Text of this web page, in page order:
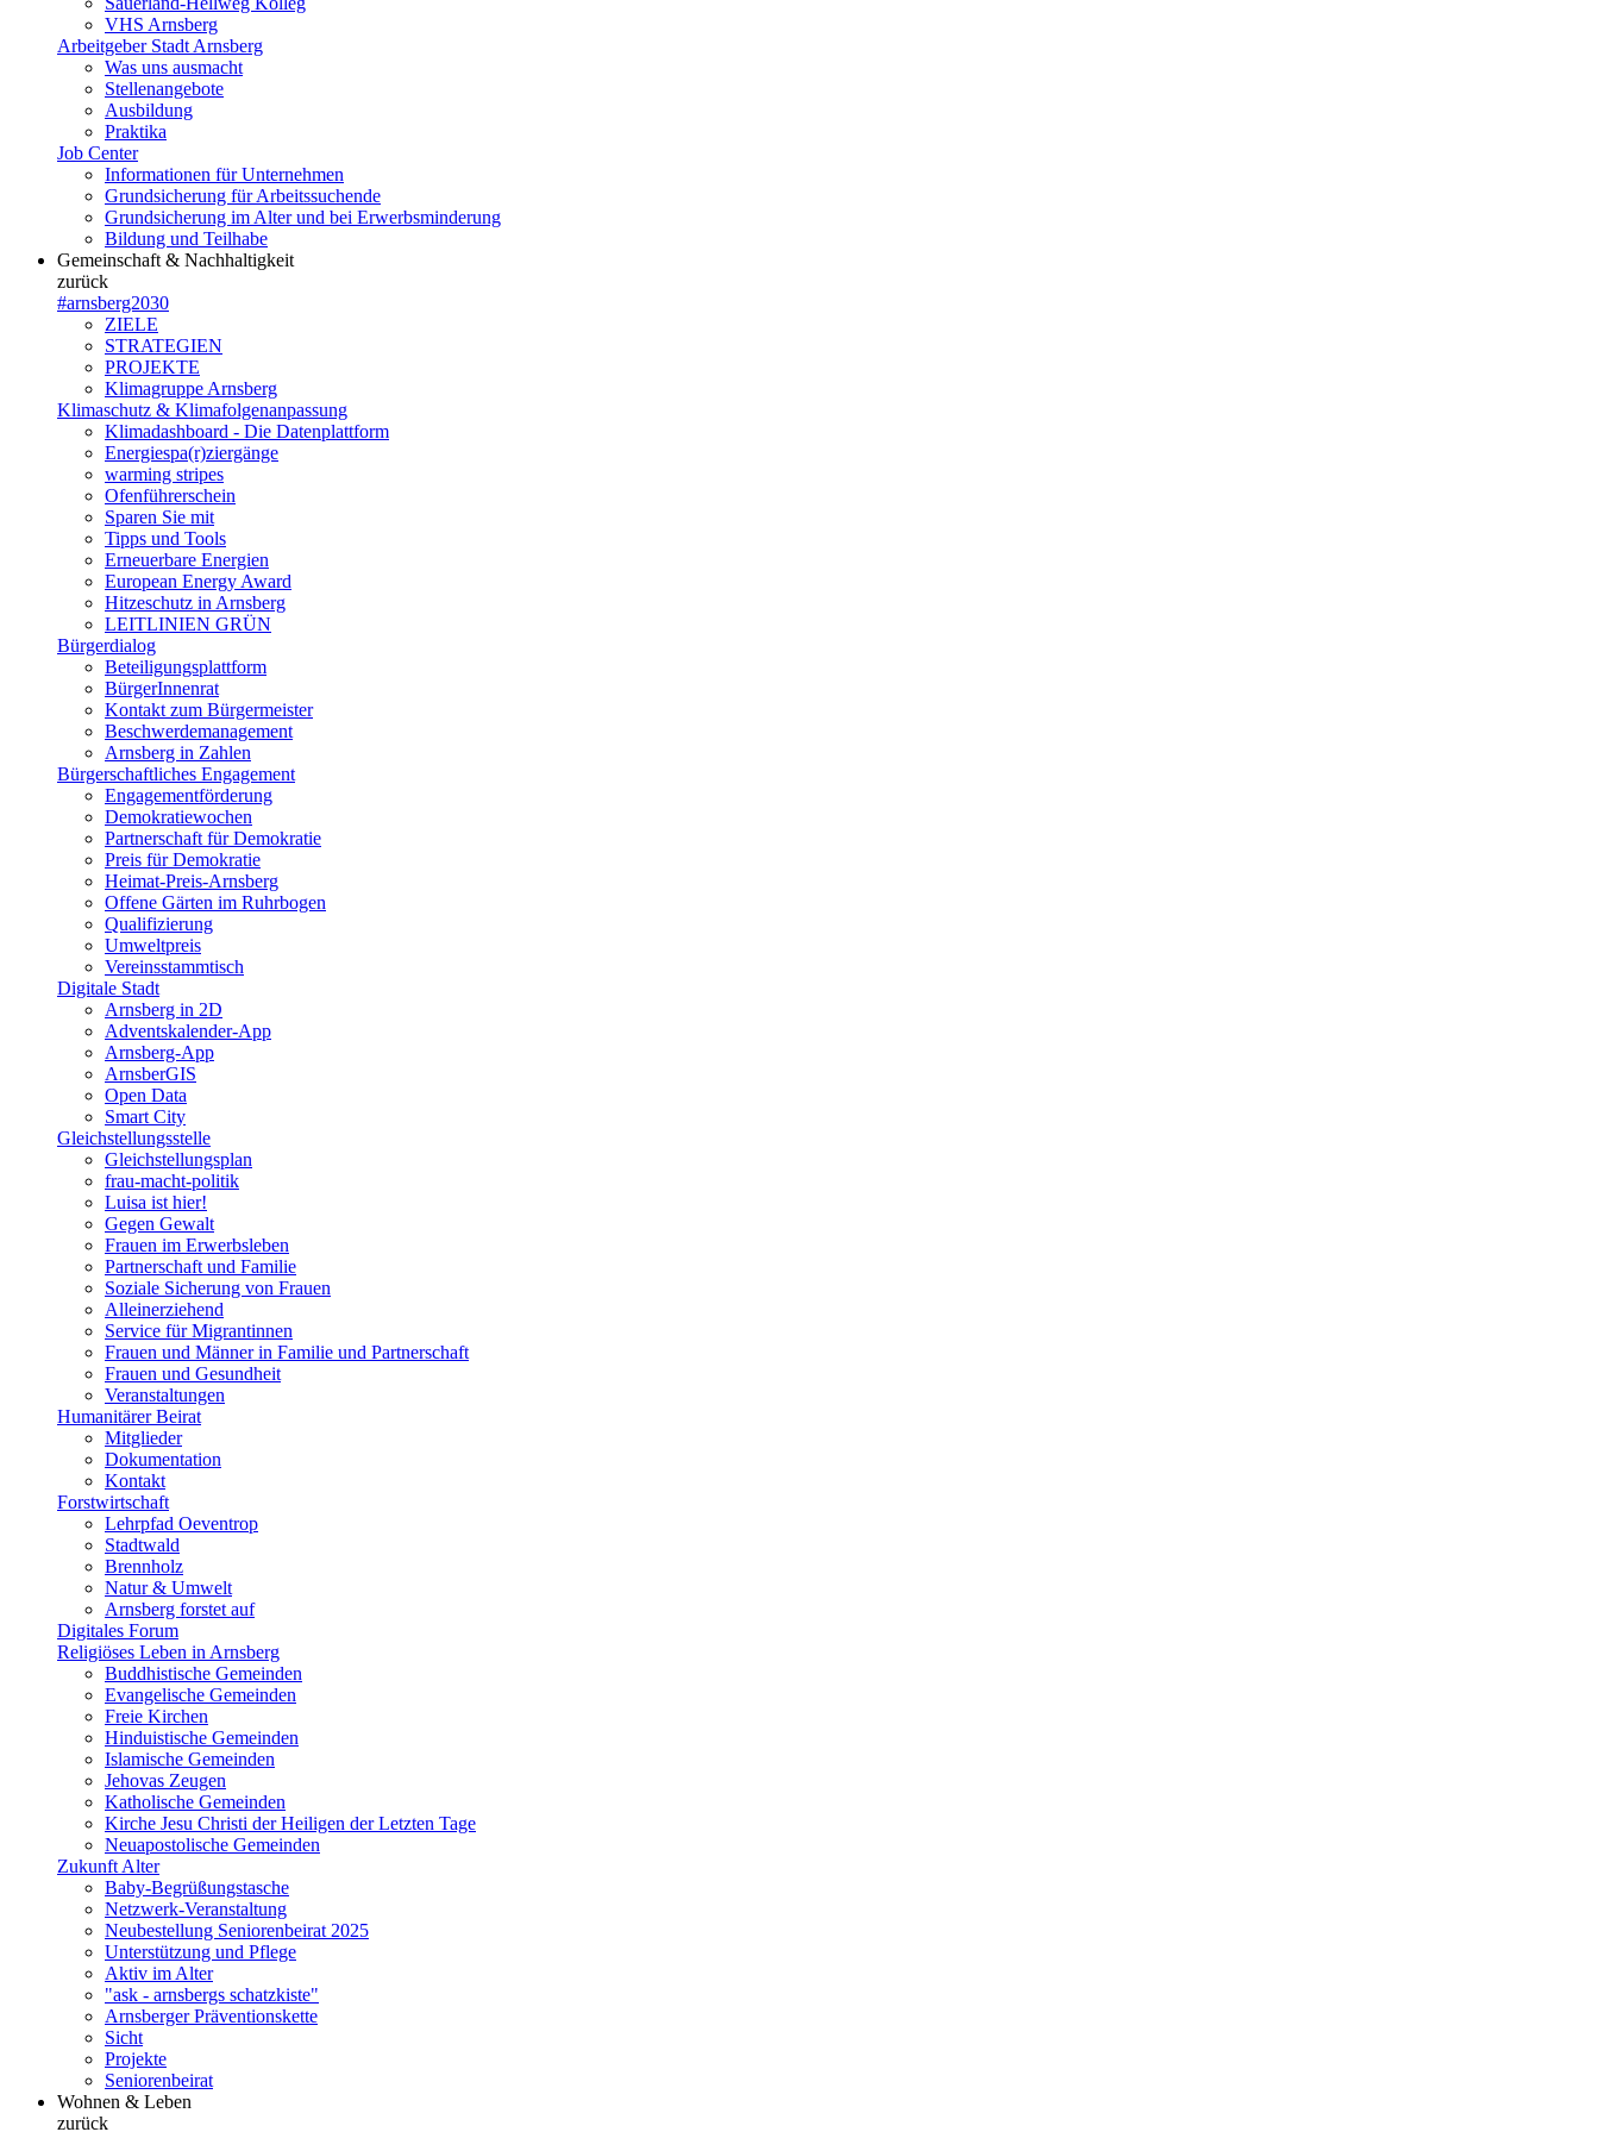
VHS Arnsberg
Arbeitgeber Stadt Arnsberg
Was uns ausmacht
Stellenangebote
Ausbildung
Praktika
Job Center
Informationen für Unternehmen
Grundsicherung für Arbeitssuchende
Grundsicherung im Alter und bei Erwerbsminderung
Bildung und Teilhabe
Gemeinschaft & Nachhaltigkeit
zurück
#arnsberg2030
ZIELE
STRATEGIEN
PROJEKTE
Klimagruppe Arnsberg
Klimaschutz & Klimafolgenanpassung
Klimadashboard - Die Datenplattform
Energiespa(r)ziergänge
warming stripes
Ofenführerschein
Sparen Sie mit
Tipps und Tools
Erneuerbare Energien
European Energy Award
Hitzeschutz in Arnsberg
LEITLINIEN GRÜN
Bürgerdialog
Beteiligungsplattform
BürgerInnenrat
Kontakt zum Bürgermeister
Beschwerdemanagement
Arnsberg in Zahlen
Bürgerschaftliches Engagement
Engagementförderung
Demokratiewochen
Partnerschaft für Demokratie
Preis für Demokratie
Heimat-Preis-Arnsberg
Offene Gärten im Ruhrbogen
Qualifizierung
Umweltpreis
Vereinsstammtisch
Digitale Stadt
Arnsberg in 2D
Adventskalender-App
Arnsberg-App
ArnsberGIS
Open Data
Smart City
Gleichstellungsstelle
Gleichstellungsplan
frau-macht-politik
Luisa ist hier!
Gegen Gewalt
Frauen im Erwerbsleben
Partnerschaft und Familie
Soziale Sicherung von Frauen
Alleinerziehend
Service für Migrantinnen
Frauen und Männer in Familie und Partnerschaft
Frauen und Gesundheit
Veranstaltungen
Humanitärer Beirat
Mitglieder
Dokumentation
Kontakt
Forstwirtschaft
Lehrpfad Oeventrop
Stadtwald
Brennholz
Natur & Umwelt
Arnsberg forstet auf
Digitales Forum
Religiöses Leben in Arnsberg
Buddhistische Gemeinden
Evangelische Gemeinden
Freie Kirchen
Hinduistische Gemeinden
Islamische Gemeinden
Jehovas Zeugen
Katholische Gemeinden
Kirche Jesu Christi der Heiligen der Letzten Tage
Neuapostolische Gemeinden
Zukunft Alter
Baby-Begrüßungstasche
Netzwerk-Veranstaltung
Neubestellung Seniorenbeirat 2025
Unterstützung und Pflege
Aktiv im Alter
"ask - arnsbergs schatzkiste"
Arnsberger Präventionskette
Sicht
Projekte
Seniorenbeirat
Wohnen & Leben
zurück